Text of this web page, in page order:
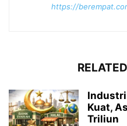
https://
Industri
Kuat,
Triliun